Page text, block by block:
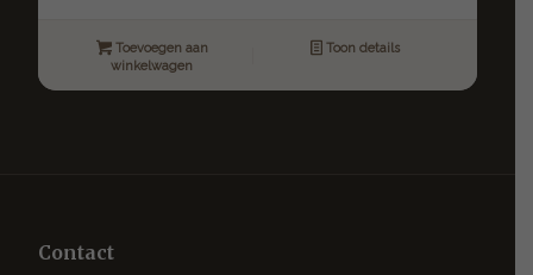
Toevoegen aan
winkelwagen
Toon details
Contact